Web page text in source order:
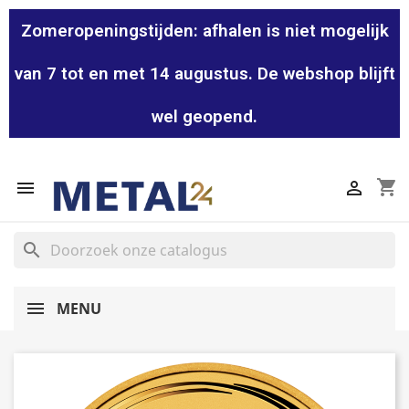
Zomeropeningstijden: afhalen is niet mogelijk
van 7 tot en met 14 augustus. De webshop blijft
wel geopend.
 shopping_cart

search
MENU